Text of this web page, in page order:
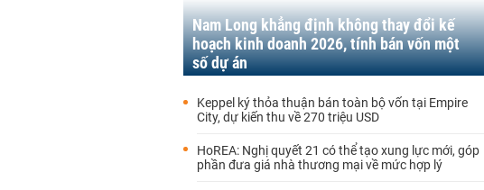
Nam Long khẳng định không thay đổi kế
hoạch kinh doanh 2026, tính bán vốn một
số dự án
Keppel ký thỏa thuận bán toàn bộ vốn tại Empire
City, dự kiến thu về 270 triệu USD
HoREA: Nghị quyết 21 có thể tạo xung lực mới, góp
phần đưa giá nhà thương mại về mức hợp lý